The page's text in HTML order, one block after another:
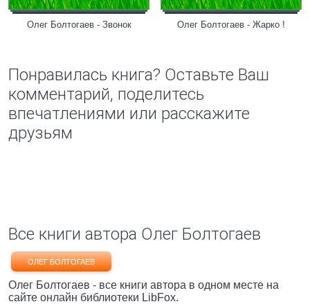
Олег Болтогаев - Звонок Олег Болтогаев - Жарко !
Понравилась книга? Оставьте Ваш
комментарий, поделитесь
впечатлениями или расскажите
друзьям
Все книги автора Олег Болтогаев
ОЛЕГ БОЛТОГАЕВ
Олег Болтогаев - все книги автора в одном месте на
сайте онлайн библиотеки LibFox.